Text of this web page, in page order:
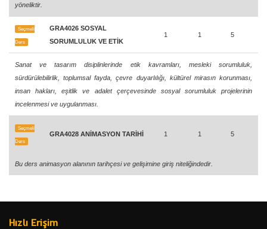
yöneliktir.
Seçmeli
Ders
GRA4026 SOSYAL
SORUMLULUK VE ETİK
1 1 5
Sanat ve tasarım disiplinlerinde etik kavramları, mesleki sorumluluk,
sürdürülebilirlik, toplumsal fayda, çevre duyarlılığı, kültürel mirasın korunması,
insan hakları, eşitlik ve adalet çerçevesinde sosyal sorumluluk projelerinin
incelenmesi ve uygulanması.
Seçmeli
Ders
GRA4028 ANİMASYON TARİHİ 1 1 5
Bu ders animasyon alanının tarihçesi ve gelişimine giriş niteliğindedir.
Hızlı Erişim